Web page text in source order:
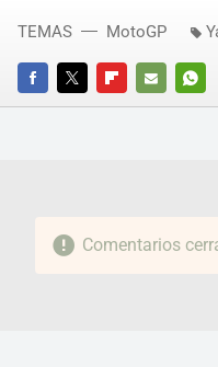
FACEBOOKTWITTERFLIPBOARD
E-
TEMAS MotoGP
Comentarios